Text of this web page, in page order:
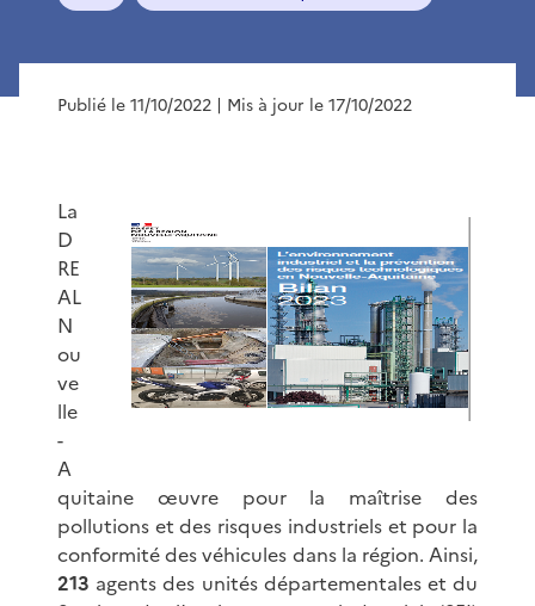
Publié le 11/10/2022 | Mis à jour le 17/10/2022
La
D
RE
AL
N
ou
ve
lle
-
A
quitaine œuvre pour la maîtrise des
pollutions et des risques industriels et pour la
conformité des véhicules dans la région. Ainsi,
213 agents des unités départementales et du